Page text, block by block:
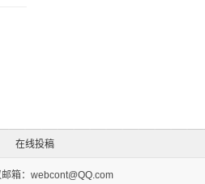
在线投稿
箱：webcont@QQ.com